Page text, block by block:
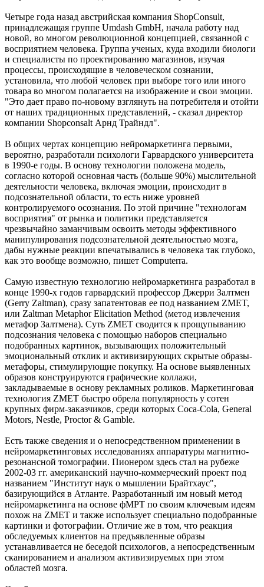
Четыре года назад австрийская компания ShopConsult,
принадлежащая группе Umdash GmbH, начала работу над
новой, во многом революционной концепцией, связанной с
восприятием человека. Группа ученых, куда входили биологи
и специалисты по проектированию магазинов, изучая
процессы, происходящие в человеческом сознании,
установила, что любой человек при выборе того или иного
товара во многом полагается на изображение и свои эмоции.
"Это дает право по-новому взглянуть на потребителя и отойти
от наших традиционных представлений, - сказал директор
компании Shopconsalt Арнд Трайндл".
В общих чертах концепцию нейромаркетинга первыми,
вероятно, разработали психологи Гарвардского университета
в 1990-е годы. В основу технологии положена модель,
согласно которой основная часть (больше 90%) мыслительной
деятельности человека, включая эмоции, происходит в
подсознательной области, то есть ниже уровней
контролируемого осознания. По этой причине "технологам
восприятия" от рынка и политики представляется
чрезвычайно заманчивым освоить методы эффективного
манипулирования подсознательной деятельностью мозга,
дабы нужные реакции впечатывались в человека так глубоко,
как это вообще возможно, пишет Computerra.
Самую известную технологию нейромаркетинга разработал в
конце 1990-х годов гарвардский профессор Джерри Залтмен
(Gerry Zaltman), сразу запатентовав ее под названием ZMET,
или Zaltman Metaphor Elicitation Method (метод извлечения
метафор Залтмена). Суть ZMET сводится к прощупыванию
подсознания человека с помощью наборов специально
подобранных картинок, вызывающих положительный
эмоциональный отклик и активизирующих скрытые образы-
метафоры, стимулирующие покупку. На основе выявленных
образов конструируются графические коллажи,
закладываемые в основу рекламных роликов. Маркетинговая
технология ZMET быстро обрела популярность у сотен
крупных фирм-заказчиков, среди которых Сoca-Cola, General
Motors, Nestle, Proctor & Gamble.
Есть также сведения и о непосредственном применении в
нейромаркетинговых исследованиях аппаратуры магнитно-
резонансной томографии. Пионером здесь стал на рубеже
2002-03 гг. американский научно-коммерческий проект под
названием "Институт наук о мышлении Брайтхаус",
базирующийся в Атланте. Разработанный им новый метод
нейромаркетинга на основе фМРТ по своим ключевым идеям
похож на ZMET и также использует специально подобранные
картинки и фотографии. Отличие же в том, что реакция
обследуемых клиентов на предъявленные образы
устанавливается не беседой психологов, а непосредственным
сканированием и анализом активизируемых при этом
областей мозга.